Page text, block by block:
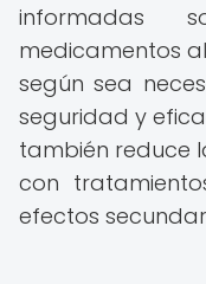
informadas
medicamentos
según sea
seguridad y
también reduce
con
efectos